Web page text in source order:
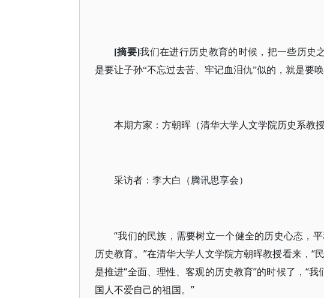
[摘要]我们在进行历史教育的时候，把一些历史
是要让子孙“不忘过去苦、牢记血泪仇”似的，就是要
本期方家：方朝晖（清华大学人文学院历史系教授
采访者：李大白（腾讯思享会）
“我们的民族，需要树立一个健全的历史心态，
历史教育。”在清华大学人文学院方朝晖教授看来，“
是推进“全面、理性、客观的历史教育”的时候了，“
国人不爱自己的祖国。”